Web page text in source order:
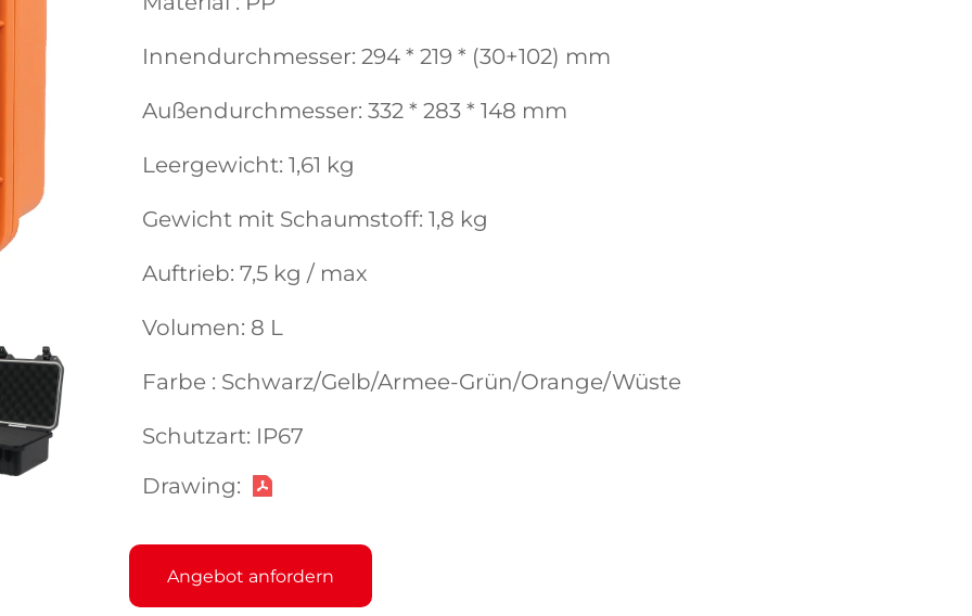
Innendurchmesser: 294 * 219 * (30+102) mm
Außendurchmesser: 332 * 283 * 148 mm
Leergewicht: 1,61 kg
Gewicht mit Schaumstoff: 1,8 kg
Auftrieb: 7,5 kg / max
Volumen: 8 L
Farbe : Schwarz/Gelb/Armee-Grün/Orange/Wüste
Schutzart: IP67
Drawing:
Angebot anfordern